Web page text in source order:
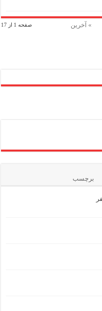
صفحه 1 از 17 » آخرین
برچسب